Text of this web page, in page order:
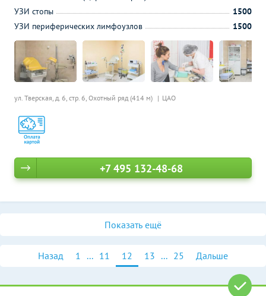
ул. Тверская, д. 6, стр. 6, Охотный ряд (414 м) ЦАО
УЗИ стопы
1500
УЗИ периферических лимфоузлов
1500
+7 495 132-48-68
Показать ещё
Назад 1 ... 11 12 13 ... 25 Дальше